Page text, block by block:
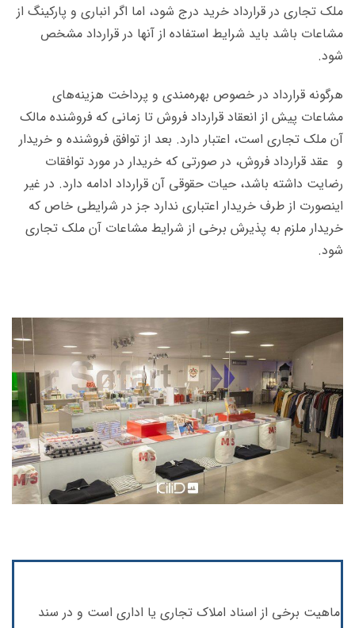
ملک تجاری در قرارداد خرید درج شود، اما اگر انباری و پارکینگ از
مشاعات باشد باید شرایط استفاده از آنها در قرارداد مشخص
شود.
هرگونه قرارداد در خصوص بهره‌مندی و پرداخت هزینه‌های
مشاعات پیش از انعقاد قرارداد فروش تا زمانی که فروشنده مالک
آن ملک تجاری است، اعتبار دارد. بعد از توافق فروشنده و خریدار
و عقد قرارداد فروش، در صورتی که خریدار در مورد توافقات
رضایت داشته باشد، حیات حقوقی آن قرارداد ادامه دارد. در غیر
اینصورت از طرف خریدار اعتباری ندارد جز در شرایطی خاص که
خریدار ملزم به پذیرش برخی از شرایط مشاعات آن ملک تجاری
شود.
ماهیت برخی از اسناد املاک تجاری یا اداری است و در سند